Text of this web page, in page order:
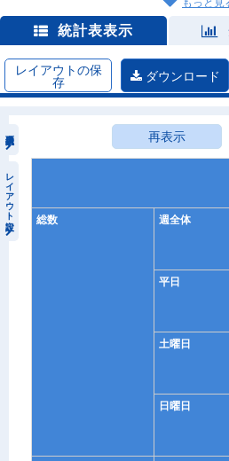
もっと見
統計表表示
レイアウトの保
存
ダウンロード
レイアウト設定
再表示
総数 週全体
平日
土曜日
日曜日